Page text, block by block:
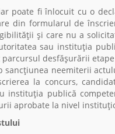
poate fi înlocuit cu o
din formularul de
şi care nu a
sau instituţia
parcursul desfăşurării
sancţiunea neemiterii
la concurs,
instituţia publică
aprobate la nivel